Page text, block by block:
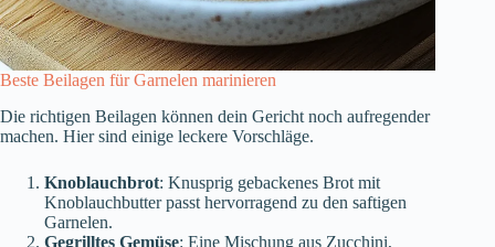
Beste Beilagen für Garnelen marinieren
Die richtigen Beilagen können dein Gericht noch aufregender
machen. Hier sind einige leckere Vorschläge.
Knoblauchbrot: Knusprig gebackenes Brot mit
Knoblauchbutter passt hervorragend zu den saftigen
Garnelen.
Gegrilltes Gemüse: Eine Mischung aus Zucchini,